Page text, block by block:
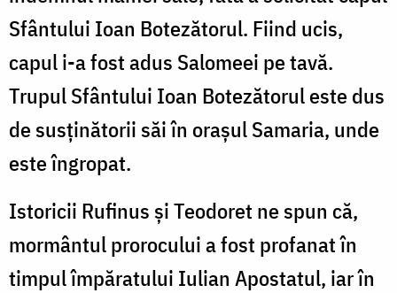
Sfântului Ioan Botezătorul. Fiind ucis,
capul i-a fost adus Salomeei pe tavă.
Trupul Sfântului Ioan Botezătorul este dus
de susținătorii săi în orașul Samaria, unde
este îngropat.
Istoricii Rufinus și Teodoret ne spun că,
mormântul prorocului a fost profanat în
timpul împăratului Iulian Apostatul, iar în